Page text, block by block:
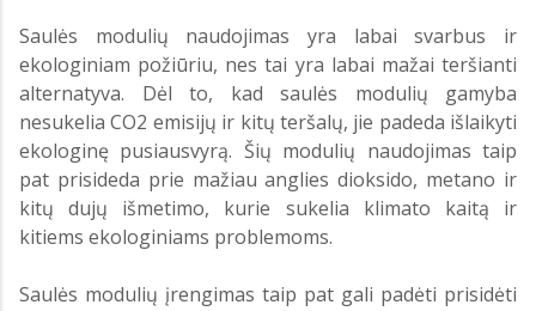
Saulės modulių naudojimas yra labai svarbus ir
ekologiniam požiūriu, nes tai yra labai mažai teršianti
alternatyva. Dėl to, kad saulės modulių gamyba
nesukelia CO2 emisijų ir kitų teršalų, jie padeda išlaikyti
ekologinę pusiausvyrą. Šių modulių naudojimas taip
pat prisideda prie mažiau anglies dioksido, metano ir
kitų dujų išmetimo, kurie sukelia klimato kaitą ir
kitiems ekologiniams problemoms.
Saulės modulių įrengimas taip pat gali padėti prisidėti